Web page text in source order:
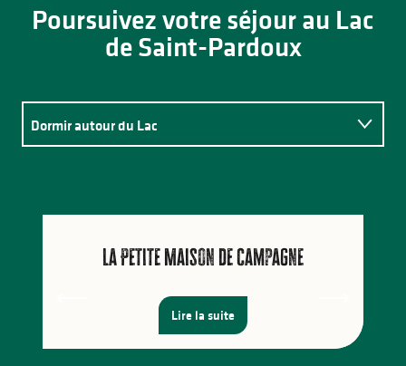
Poursuivez votre séjour au Lac
de Saint-Pardoux
Dormir autour du Lac
Découvrir d'autres activités
La Petite Maison de campagne
Lire la suite